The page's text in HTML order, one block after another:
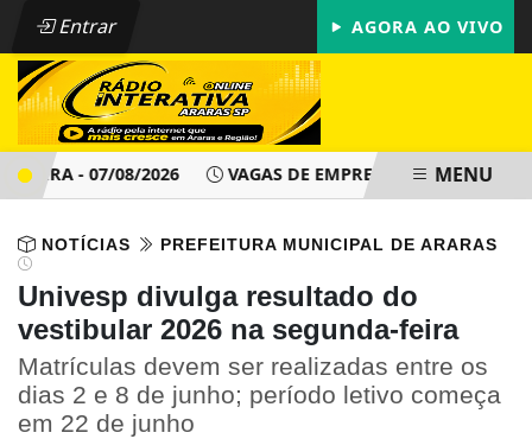
Entrar AGORA AO VIVO
- 07/08/2026 VAGAS DE EMPREGO - PAT ARARAS SP
MENU
NOTÍCIAS PREFEITURA MUNICIPAL DE ARARAS
Univesp divulga resultado do
vestibular 2026 na segunda-feira
Matrículas devem ser realizadas entre os
dias 2 e 8 de junho; período letivo começa
em 22 de junho